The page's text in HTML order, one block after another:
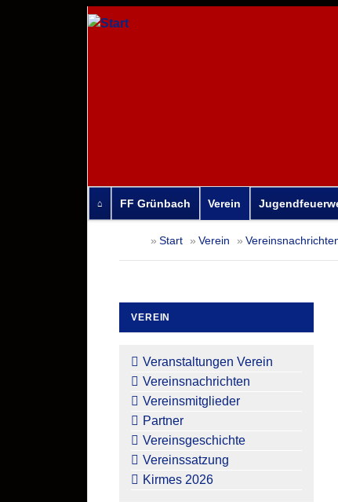
FF Grünbach Verein
überspringen
Start Verein
VEREIN
überspringen
Veranstaltungen Verein
Vereinsnachrichten
Vereinsmitglieder
Partner
Vereinsgeschichte
Vereinssatzung
Kirmes 2026